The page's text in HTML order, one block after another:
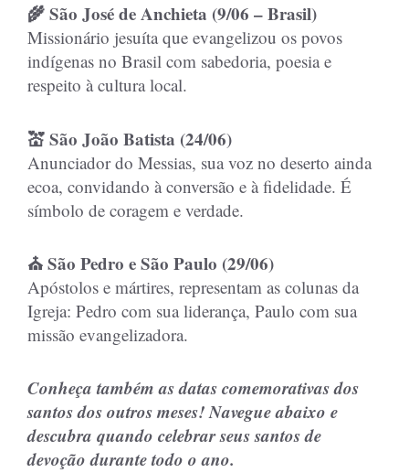
🌾 São José de Anchieta (9/06 – Brasil)
Missionário jesuíta que evangelizou os povos
indígenas no Brasil com sabedoria, poesia e
respeito à cultura local.
💒 São João Batista (24/06)
Anunciador do Messias, sua voz no deserto ainda
ecoa, convidando à conversão e à fidelidade. É
símbolo de coragem e verdade.
⛪ São Pedro e São Paulo (29/06)
Apóstolos e mártires, representam as colunas da
Igreja: Pedro com sua liderança, Paulo com sua
missão evangelizadora.
Conheça também as datas comemorativas dos
santos dos outros meses! Navegue abaixo e
descubra quando celebrar seus santos de
devoção durante todo o ano.